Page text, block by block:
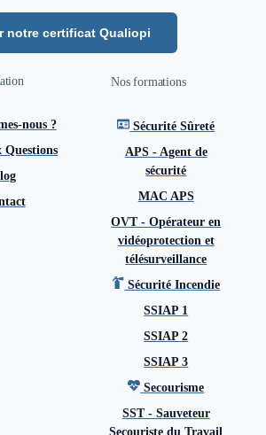
notre certificat Qualiopi
nous ?
Questions
Nos formations
Sécurité Sûreté
APS - Agent de
sécurité
MAC APS
OVT - Opérateur en
vidéoprotection et
télésurveillance
Sécurité Incendie
SSIAP 1
SSIAP 2
SSIAP 3
Secourisme
SST - Sauveteur
Secouriste du Travail